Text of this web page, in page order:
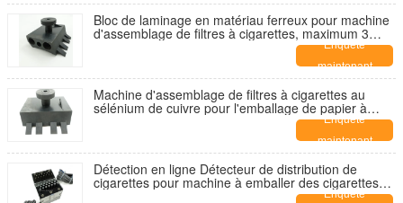
Bloc de laminage en matériau ferreux pour machine
d'assemblage de filtres à cigarettes, maximum 3
pour l'enveloppement du papier à cigaretteEnquête
maintenant
Machine d'assemblage de filtres à cigarettes au
sélénium de cuivre pour l'emballage de papier à
Enquête
maintenant
Détection en ligne Détecteur de distribution de
cigarettes pour machine à emballer des cigarettes
Enquête